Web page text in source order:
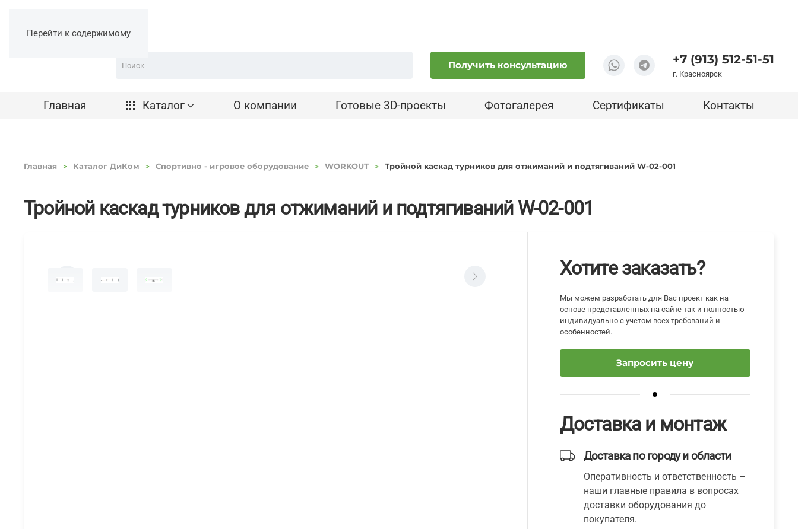
Перейти к содержимому
Получить консультацию +7 (913) 512-51-51
г. Красноярск
Главная Каталог О компании Готовые 3D-проекты Фотогалерея Сертификаты Контакты
Главная Каталог ДиКом Спортивно - игровое оборудование WORKOUT Тройной каскад турников для отжиманий и подтягиваний W-02-001
Тройной каскад турников для отжиманий и подтягиваний W-02-001
Хотите заказать?
Мы можем разработать для Вас проект как на
основе представленных на сайте так и полностью
индивидуально с учетом всех требований и
особенностей.
Запросить цену
Доставка и монтаж
Доставка по городу и области
Оперативность и ответственность –
наши главные правила в вопросах
доставки оборудования до
покупателя.